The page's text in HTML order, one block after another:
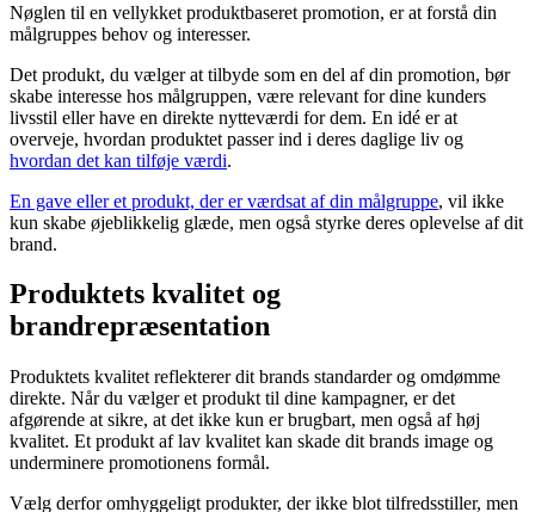
Nøglen til en vellykket produktbaseret promotion, er at forstå din
målgruppes behov og interesser.
Det produkt, du vælger at tilbyde som en del af din promotion, bør
skabe interesse hos målgruppen, være relevant for dine kunders
livsstil eller have en direkte nytteværdi for dem. En idé er at
overveje, hvordan produktet passer ind i deres daglige liv og
hvordan det kan tilføje værdi.
En gave eller et produkt, der er værdsat af din målgruppe, vil ikke
kun skabe øjeblikkelig glæde, men også styrke deres oplevelse af dit
brand.
Produktets kvalitet og
brandrepræsentation
Produktets kvalitet reflekterer dit brands standarder og omdømme
direkte. Når du vælger et produkt til dine kampagner, er det
afgørende at sikre, at det ikke kun er brugbart, men også af høj
kvalitet. Et produkt af lav kvalitet kan skade dit brands image og
underminere promotionens formål.
Vælg derfor omhyggeligt produkter, der ikke blot tilfredsstiller, men